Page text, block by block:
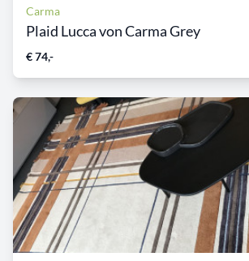
Carma
Plaid Lucca von Carma Grey
€ 74,-